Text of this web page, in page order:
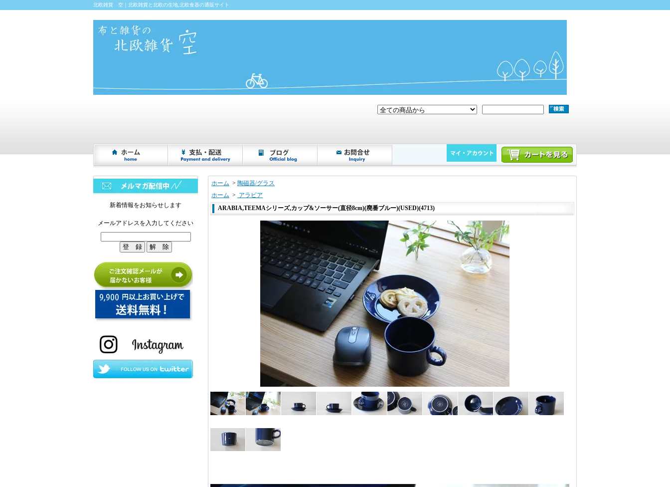
北欧雑貨 空｜北欧雑貨と北欧の生地,北欧食器の通販サイト
新着情報をお知らせします
メールアドレスを入力してください
ホーム > 陶磁器/グラス
ホーム > アラビア
ARABIA,TEEMAシリーズ,カップ&ソーサー(直径8cm)(廃番ブルー)(USED)(4713)